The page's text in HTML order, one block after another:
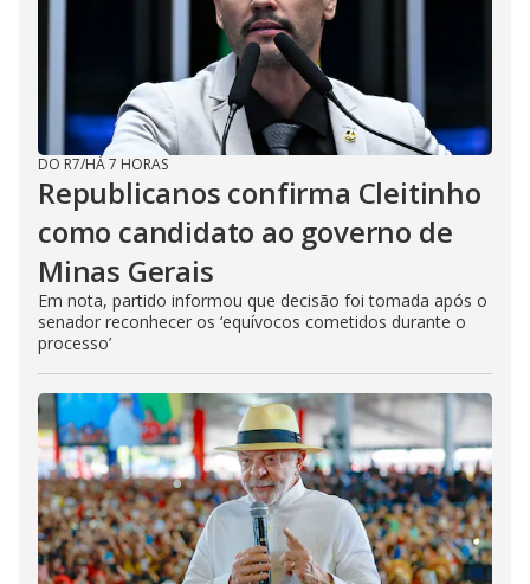
DO R7/HÁ 7 HORAS
Republicanos confirma Cleitinho
como candidato ao governo de
Minas Gerais
Em nota, partido informou que decisão foi tomada após o
senador reconhecer os ‘equívocos cometidos durante o
processo’